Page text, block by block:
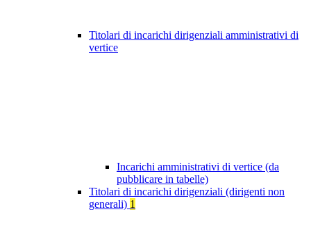
Titolari di incarichi dirigenziali amministrativi di
vertice
Incarichi amministrativi di vertice (da
pubblicare in tabelle)
Titolari di incarichi dirigenziali (dirigenti non
generali) 1